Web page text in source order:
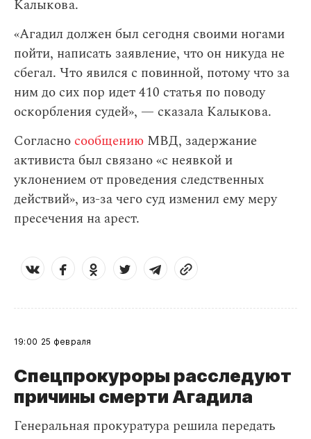
Калыкова.
«Агадил должен был сегодня своими ногами
пойти, написать заявление, что он никуда не
сбегал. Что явился с повинной, потому что за
ним до сих пор идет 410 статья по поводу
оскорбления судей», — сказала Калыкова.
Согласно сообщению МВД, задержание
активиста был связано «с неявкой и
уклонением от проведения следственных
действий», из-за чего суд изменил ему меру
пресечения на арест.
19:00 25 февраля
Спецпрокуроры расследуют
причины смерти Агадила
Генеральная прокуратура решила передать